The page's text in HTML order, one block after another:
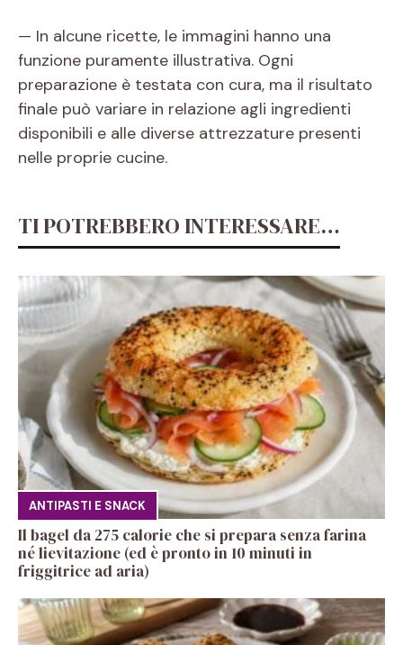
— In alcune ricette, le immagini hanno una
funzione puramente illustrativa. Ogni
preparazione è testata con cura, ma il risultato
finale può variare in relazione agli ingredienti
disponibili e alle diverse attrezzature presenti
nelle proprie cucine.
TI POTREBBERO INTERESSARE…
ANTIPASTI E SNACK
Il bagel da 275 calorie che si prepara senza farina
né lievitazione (ed è pronto in 10 minuti in
friggitrice ad aria)